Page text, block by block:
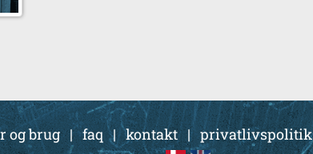
og brug|faq |kontakt| privatlivspolitik